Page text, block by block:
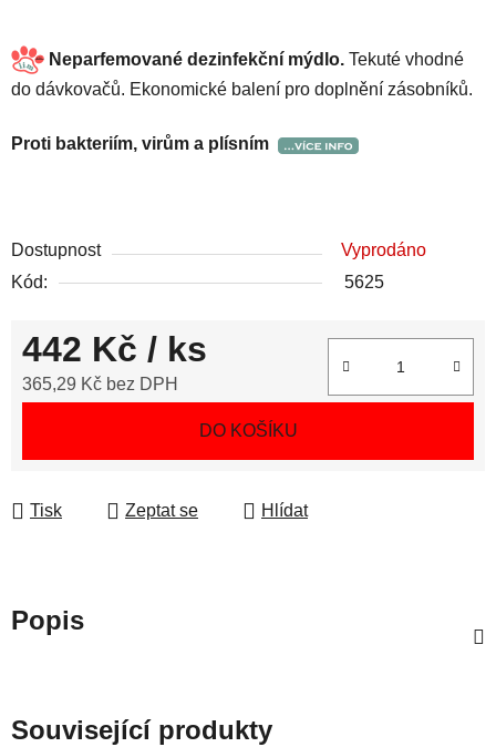
Neparfemované dezinfekční mýdlo. Tekuté vhodné
do dávkovačů. Ekonomické balení pro doplnění zásobníků.
Proti bakteriím, virům a plísním
Dostupnost
Vyprodáno
Kód:
5625
442 Kč / ks
365,29 Kč bez DPH
DO KOŠÍKU
Tisk Zeptat se Hlídat
Popis
Související produkty